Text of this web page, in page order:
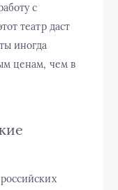
с
театр даст
иногда
ценам, чем в